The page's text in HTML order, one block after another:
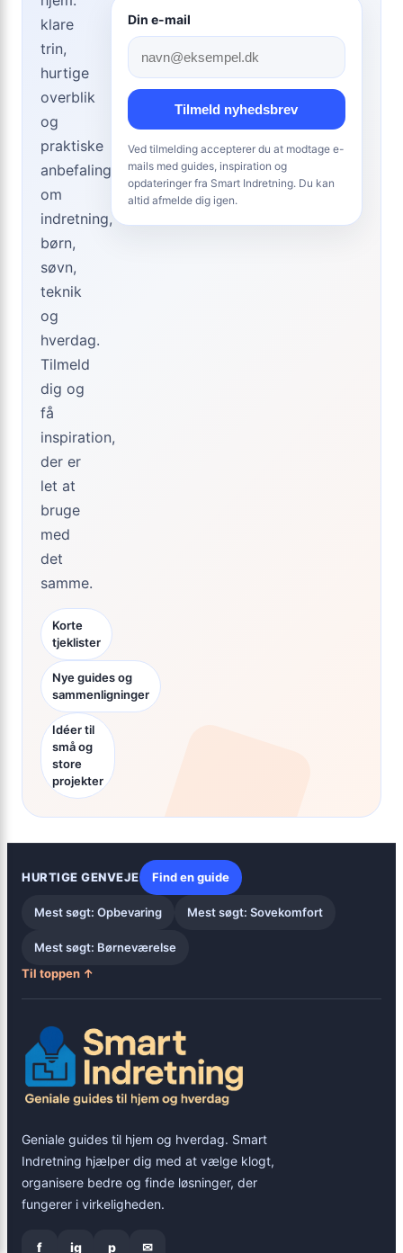
klare
trin,
hurtige
overblik
og
praktiske
anbefalinger
om
indretning,
børn,
søvn,
teknik
og
hverdag.
Tilmeld
dig og
få
inspiration,
der er
let at
bruge
med
det
samme.
Korte
tjeklister
Nye guides og
sammenligninger
Idéer til
små og
store
projekter
Din e-mail
Tilmeld nyhedsbrev
Ved tilmelding accepterer du at modtage e-
mails med guides, inspiration og
opdateringer fra Smart Indretning. Du kan
altid afmelde dig igen.
HURTIGE GENVEJE Find en guide
Mest søgt: Opbevaring Mest søgt: Sovekomfort
Mest søgt: Børneværelse
Til toppen ↑
Geniale guides til hjem og hverdag. Smart
Indretning hjælper dig med at vælge klogt,
organisere bedre og finde løsninger, der
fungerer i virkeligheden.
f ig p ✉